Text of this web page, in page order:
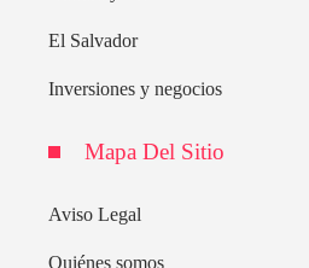
El Salvador
Inversiones y negocios
Mapa Del Sitio
Aviso Legal
Quiénes somos